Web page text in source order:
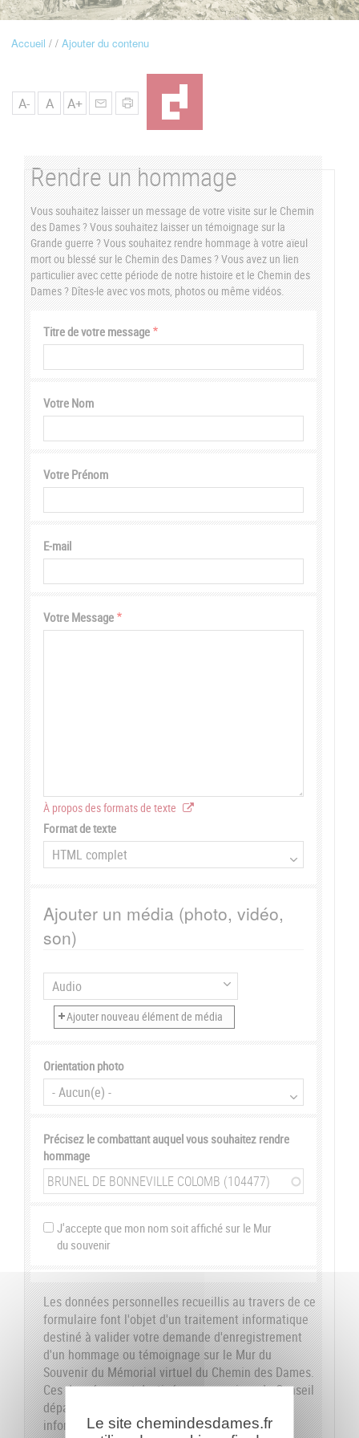
FilAccueil Ajouter du contenu
A- A A+
Rendre un hommage
Vous souhaitez laisser un message de votre visite sur le Chemin
des Dames ? Vous souhaitez laisser un témoignage sur la
Grande guerre ? Vous souhaitez rendre hommage à votre aïeul
mort ou blessé sur le Chemin des Dames ? Vous avez un lien
particulier avec cette période de notre histoire et le Chemin des
Dames ? Dîtes-le avec vos mots, photos ou même vidéos.
Titre de votre message
Votre Nom
Votre Prénom
E-mail
Votre Message
À propos des formats de texte
Format de texte
Ajouter un média (photo, vidéo,
son)
Orientation photo
Précisez le combattant auquel vous souhaitez rendre
hommage
J'accepte que mon nom soit affiché sur le Mur
du souvenir
Vertical
Tabs
Les données personnelles recueillis au travers de ce
formulaire font l'objet d'un traitement informatique
destiné à valider votre demande d'enregistrement
d'un hommage ou témoignage sur le Mur du
Souvenir du Mémorial virtuel du Chemin des Dames.
Ces données sont destinées aux services du Conseil
départemental de l'Aisne. Conformément à la loi
informatique et libertés du 6 janvier 1978, nous
Le site chemindesdames.fr